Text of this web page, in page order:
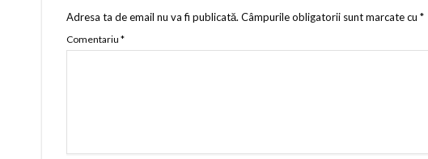
Adresa ta de email nu va fi publicată. Câmpurile obligatorii sunt marcate cu *
Comentariu *